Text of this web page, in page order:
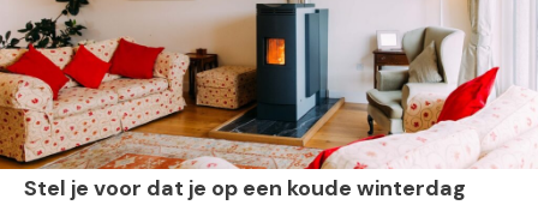
Stel je voor dat je op een koude winterdag